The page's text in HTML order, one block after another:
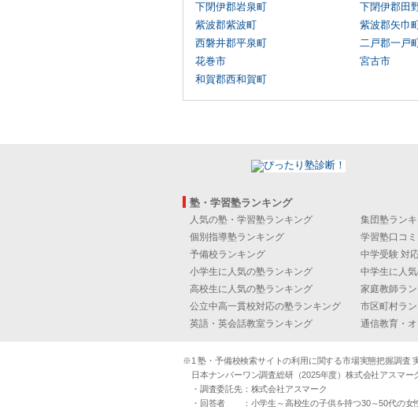
下閉伊郡岩泉町
下閉伊郡田
紫波郡紫波町
紫波郡矢巾
西磐井郡平泉町
二戸郡一戸
花巻市
宮古市
和賀郡西和賀町
塾・学習塾ランキング
人気の塾・学習塾ランキング
集団塾ラン
個別指導塾ランキング
学習塾口コ
予備校ランキング
中学受験 対
小学生に人気の塾ランキング
中学生に人
高校生に人気の塾ランキング
家庭教師ラ
公立中高一貫校対応の塾ランキング
市区町村ラ
英語・英会話教室ランキング
通信教育・
※1 塾・予備校検索サイトの利用に関する市場実態把握調査
日本ナンバーワン調査総研（2025年度）株式会社アスマー
・調査委託先：株式会社アスマーク
・回答者 ：小学生～高校生の子供を持つ30～50代の女